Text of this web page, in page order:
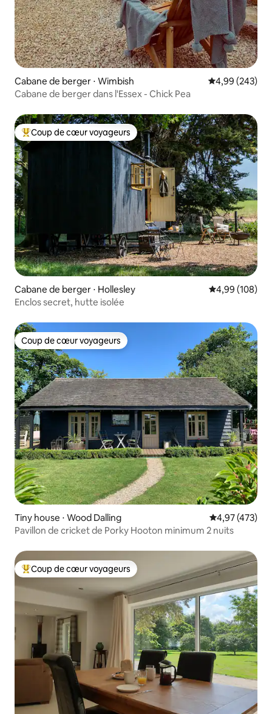
Cabane de berger ⋅ Wimbish Évaluation
4,99 (243)
Cabane de berger dans l'Essex - Chick Pea
Coups de cœur voyageurs les plus appréciés
Coup de cœur voyageurs
Cabane de berger ⋅ Hollesley Évaluation
4,99 (108)
Enclos secret, hutte isolée
Coup de cœur voyageurs
Coup de cœur voyageurs
Tiny house ⋅ Wood Dalling Évaluation
4,97 (473)
Pavillon de cricket de Porky Hooton minimum 2 nuits
Coups de cœur voyageurs les plus appréciés
Coup de cœur voyageurs